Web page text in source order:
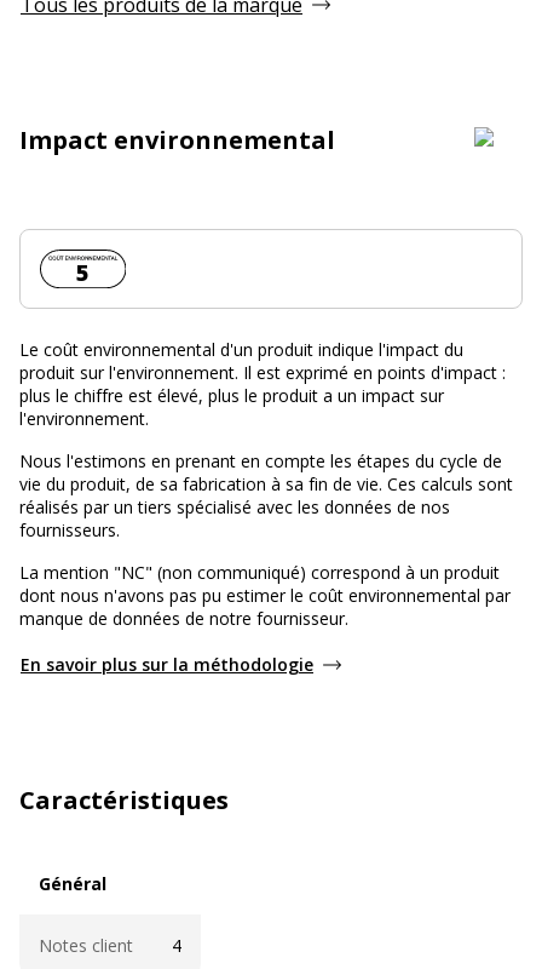
Impact environnemental
Coût environnemental :
5
Le coût environnemental d'un produit indique l'impact du
produit sur l'environnement. Il est exprimé en points d'impact :
plus le chiffre est élevé, plus le produit a un impact sur
l'environnement.
Nous l'estimons en prenant en compte les étapes du cycle de
vie du produit, de sa fabrication à sa fin de vie. Ces calculs sont
réalisés par un tiers spécialisé avec les données de nos
fournisseurs.
La mention "NC" (non communiqué) correspond à un produit
dont nous n'avons pas pu estimer le coût environnemental par
manque de données de notre fournisseur.
En savoir plus sur la méthodologie
Caractéristiques
Général
Notes client 4